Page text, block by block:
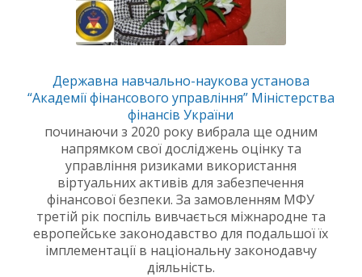
Державна навчально-наукова установа
“Академії фінансового управління” Міністерства
фінансів України
починаючи з 2020 року вибрала ще одним
напрямком свої досліджень оцінку та
управління ризиками використання
віртуальних активів для забезпечення
фінансової безпеки. За замовленням МФУ
третій рік поспіль вивчається міжнародне та
европейське законодавство для подальшої їх
імплементації в національну законодавчу
діяльність.